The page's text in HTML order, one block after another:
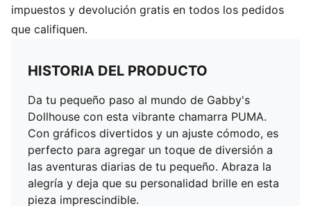
Manga larga
Cierres de botones
Puños acanalados
PUMA para niños pequeños: Producto recomendado
para bebés e infantes de 0 a 4 años
impuestos y devolución gratis en todos los pedidos
que califiquen.
HISTORIA DEL PRODUCTO
Da tu pequeño paso al mundo de Gabby's
Dollhouse con esta vibrante chamarra PUMA.
Con gráficos divertidos y un ajuste cómodo, es
perfecto para agregar un toque de diversión a
las aventuras diarias de tu pequeño. Abraza la
alegría y deja que su personalidad brille en esta
pieza imprescindible.